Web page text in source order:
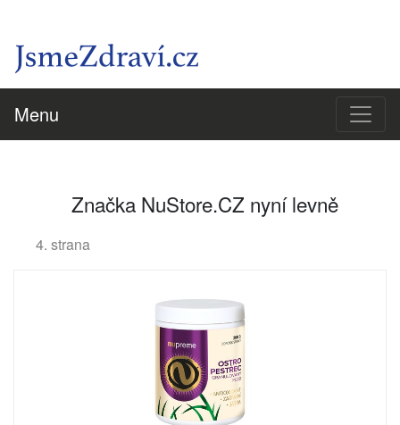
Menu
Značka NuStore.CZ nyní levně
4. strana